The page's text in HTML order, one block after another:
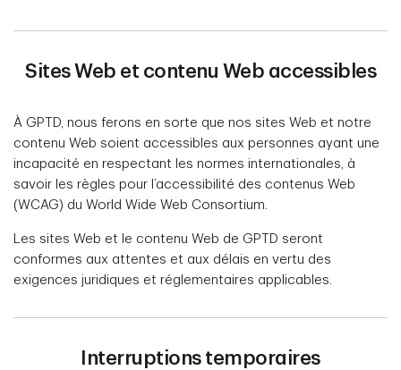
Sites Web et contenu Web accessibles
À GPTD, nous ferons en sorte que nos sites Web et notre
contenu Web soient accessibles aux personnes ayant une
incapacité en respectant les normes internationales, à
savoir les règles pour l’accessibilité des contenus Web
(WCAG) du World Wide Web Consortium.
Les sites Web et le contenu Web de GPTD seront
conformes aux attentes et aux délais en vertu des
exigences juridiques et réglementaires applicables.
Interruptions temporaires